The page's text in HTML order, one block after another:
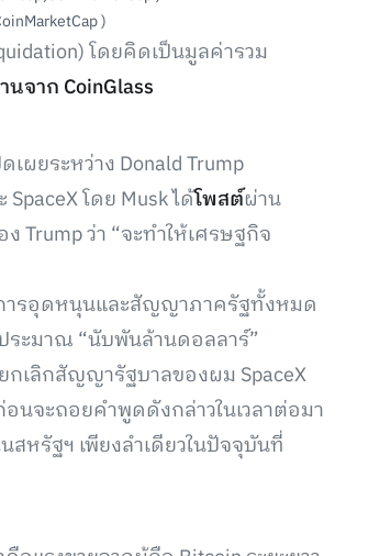
)
โดยคิดเป็นมูลค่ารวม
นจาก CoinGlass
ผยระหว่าง Donald Trump
โดย Musk ได้โพสต์ผ่าน
Trump ว่า “จะทำให้เศรษฐกิจ
การอุดหนุนและสัญญาภาครัฐทั้งหมด
ระมาณ “นับพันล้านดอลลาร์”
กเลิกสัญญารัฐบาลของผม SpaceX
นจะถอยคำพูดดังกล่าวในเวลาต่อมา
หรัฐฯ เพียงลำเดียวในปัจจุบันที่